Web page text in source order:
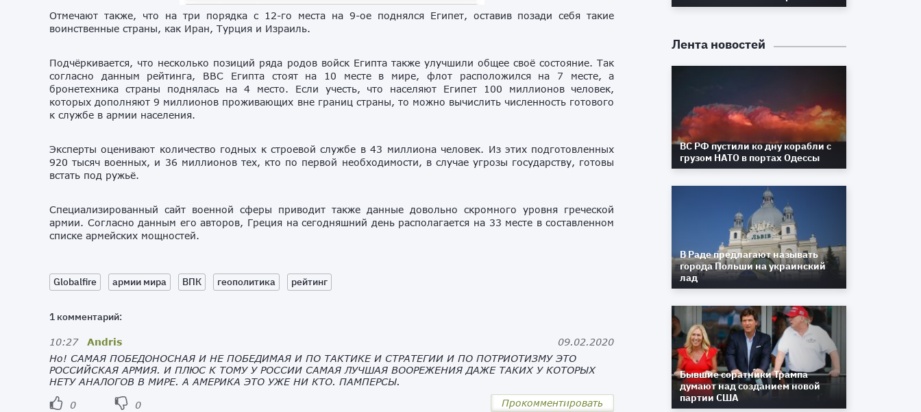
Отмечают также, что на три порядка с 12-го места на 9-ое поднялся Египет, оставив позади себя такие
воинственные страны, как Иран, Турция и Израиль.
Подчёркивается, что несколько позиций ряда родов войск Египта также улучшили общее своё состояние. Так
согласно данным рейтинга, ВВС Египта стоят на 10 месте в мире, флот расположился на 7 месте, а
бронетехника страны поднялась на 4 место. Если учесть, что населяют Египет 100 миллионов человек,
которых дополняют 9 миллионов проживающих вне границ страны, то можно вычислить численность готового
к службе в армии населения.
Эксперты оценивают количество годных к строевой службе в 43 миллиона человек. Из этих подготовленных
920 тысяч военных, и 36 миллионов тех, кто по первой необходимости, в случае угрозы государству, готовы
встать под ружьё.
Специализированный сайт военной сферы приводит также данные довольно скромного уровня греческой
армии. Согласно данным его авторов, Греция на сегодняшний день располагается на 33 месте в составленном
списке армейских мощностей.
Globalfire армии мира ВПК геополитика рейтинг
1 комментарий:
10:27 Andris
09.02.2020
Но! САМАЯ ПОБЕДОНОСНАЯ И НЕ ПОБЕДИМАЯ И ПО ТАКТИКЕ И СТРАТЕГИИ И ПО ПОТРИОТИЗМУ ЭТО
РОССИЙСКАЯ АРМИЯ. И ПЛЮС К ТОМУ У РОССИИ САМАЯ ЛУЧШАЯ ВООРЕЖЕНИЯ ДАЖЕ ТАКИХ У КОТОРЫХ
НЕТУ АНАЛОГОВ В МИРЕ. А АМЕРИКА ЭТО УЖЕ НИ КТО. ПАМПЕРСЫ.
0 0 Прокомментировать
Лента новостей
ВС РФ пустили ко дну корабли с
грузом НАТО в портах Одессы
В Раде предлагают называть
города Польши на украинский
лад
Бывшие соратники Трампа
думают над созданием новой
партии США